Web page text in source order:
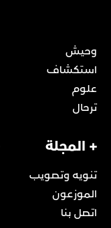
وحيش
استكشاف
علوم
ترحال
+ المجلة
تنويه وتصويب
الموزعون
اتصل بنا